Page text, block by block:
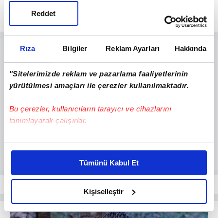
Rıza Bilgiler Reklam Ayarları Hakkında
"Sitelerimizde reklam ve pazarlama faaliyetlerinin
yürütülmesi amaçları ile çerezler kullanılmaktadır.
Bu çerezler, kullanıcıların tarayıcı ve cihazlarını
tanımlayarak çalışırlar.
Bu çerezlere izin vermeniz halinde sizlere özel
daha iyi reklam deneyimi yaşatabiliriz. Bunu yaparken
amacımızın size daha iyi bir reklam deneyimi sunmak
olduğunu ve sizlere en iyi içerikleri sunabilmek adına
elimizden gelen çabayı gösterdiğimizi ve bu noktada,
reklamların maliyetlerimizi karşılamak noktasında tek gelir
Tümünü Kabul Et
Kişiselleştir
Reddet